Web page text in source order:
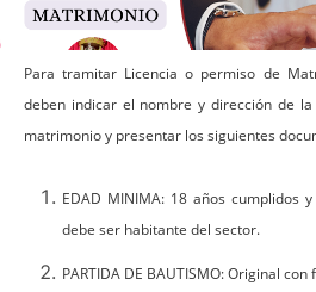
Para tramitar Licencia o permiso de
deben indicar el nombre y dirección de
matrimonio y presentar los siguientes
EDAD MINIMA: 18 años cumplidos
debe ser habitante del sector.
PARTIDA DE BAUTISMO: Original